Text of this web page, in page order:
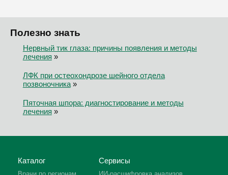
Полезно знать
Нервный тик глаза: причины появления и методы
лечения »
ЛФК при остеохондрозе шейного отдела
позвоночника»
Пяточная шпора: диагностирование и методы
лечения »
Каталог Сервисы